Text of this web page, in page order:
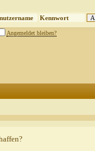
Angemeldet bleiben?